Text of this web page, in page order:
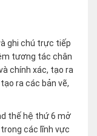
ghi chú trực tiếp
tương tác chân
chính xác, tạo ra
ra các bản vẽ,
thế hệ thứ 6 mở
các lĩnh vực